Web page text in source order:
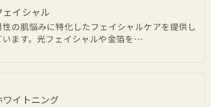
ェイシャル
性の肌悩みに特化したフェイシャルケアを提供し
います。光フェイシャルや金箔を…
ワイトニング